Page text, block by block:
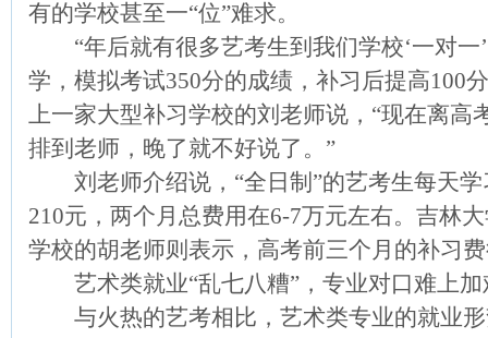
有的学校甚至一“位”难求。
“年后就有很多艺考生到我们学校‘一对一
学，模拟考试350分的成绩，补习后提高100
上一家大型补习学校的刘老师说，“现在离
排到老师，晚了就不好说了。”
刘老师介绍说，“全日制”的艺考生每天学
210元，两个月总费用在6-7万元左右。吉林
学校的胡老师则表示，高考前三个月的补习
艺术类就业“乱七八糟”，专业对口难上加
与火热的艺考相比，艺术类专业的就业形